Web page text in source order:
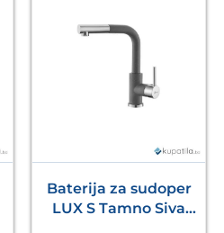
Baterija za sudoper
LUX S Tamno Siva